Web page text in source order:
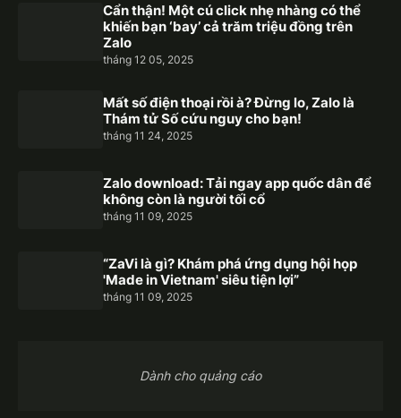
Cẩn thận! Một cú click nhẹ nhàng có thể
khiến bạn ‘bay’ cả trăm triệu đồng trên
Zalo
tháng 12 05, 2025
Mất số điện thoại rồi à? Đừng lo, Zalo là
Thám tử Số cứu nguy cho bạn!
tháng 11 24, 2025
Zalo download: Tải ngay app quốc dân để
không còn là người tối cổ
tháng 11 09, 2025
“ZaVi là gì? Khám phá ứng dụng hội họp
'Made in Vietnam' siêu tiện lợi”
tháng 11 09, 2025
Dành cho quảng cáo